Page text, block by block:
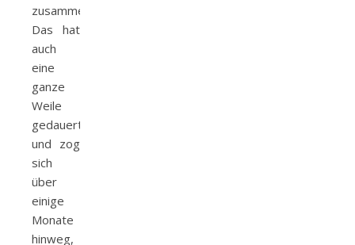
zusammenzustellen.
Das hat
auch
eine
ganze
Weile
gedauert
und zog
sich
über
einige
Monate
hinweg,